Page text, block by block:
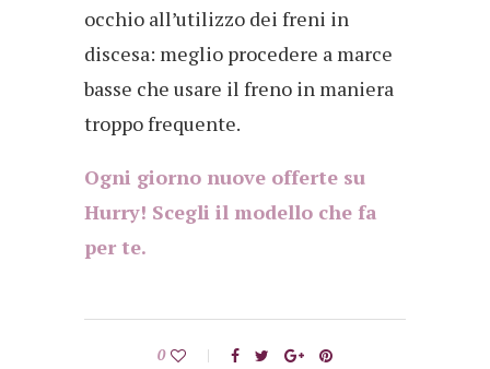
occhio all’utilizzo dei freni in
discesa: meglio procedere a marce
basse che usare il freno in maniera
troppo frequente.
Ogni giorno nuove offerte su
Hurry! Scegli il modello che fa
per te.
0